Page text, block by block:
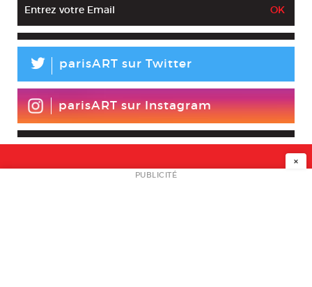
L parisART sur Twitter
parisART sur Instagram
NEWSLETTER
×
PUBLICITÉ